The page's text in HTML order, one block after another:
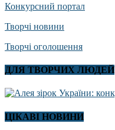
Конкурсний портал
Творчі новини
Творчі оголошення
ДЛЯ ТВОРЧИХ ЛЮДЕЙ
ЦІКАВІ НОВИНИ